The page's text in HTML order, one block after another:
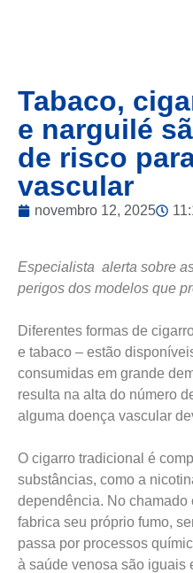
Tabaco,
e narguilé
de risco
vascular
novembro 12, 2025
Especialista alerta sobre
perigos dos modelos que
Diferentes formas de
e tabaco – estão
consumidas em grande
resulta na alta do número
alguma doença vascular
O cigarro tradicional é
substâncias, como a
dependência. No chamado
fabrica seu próprio fumo,
passa por processos
à saúde venosa são iguais